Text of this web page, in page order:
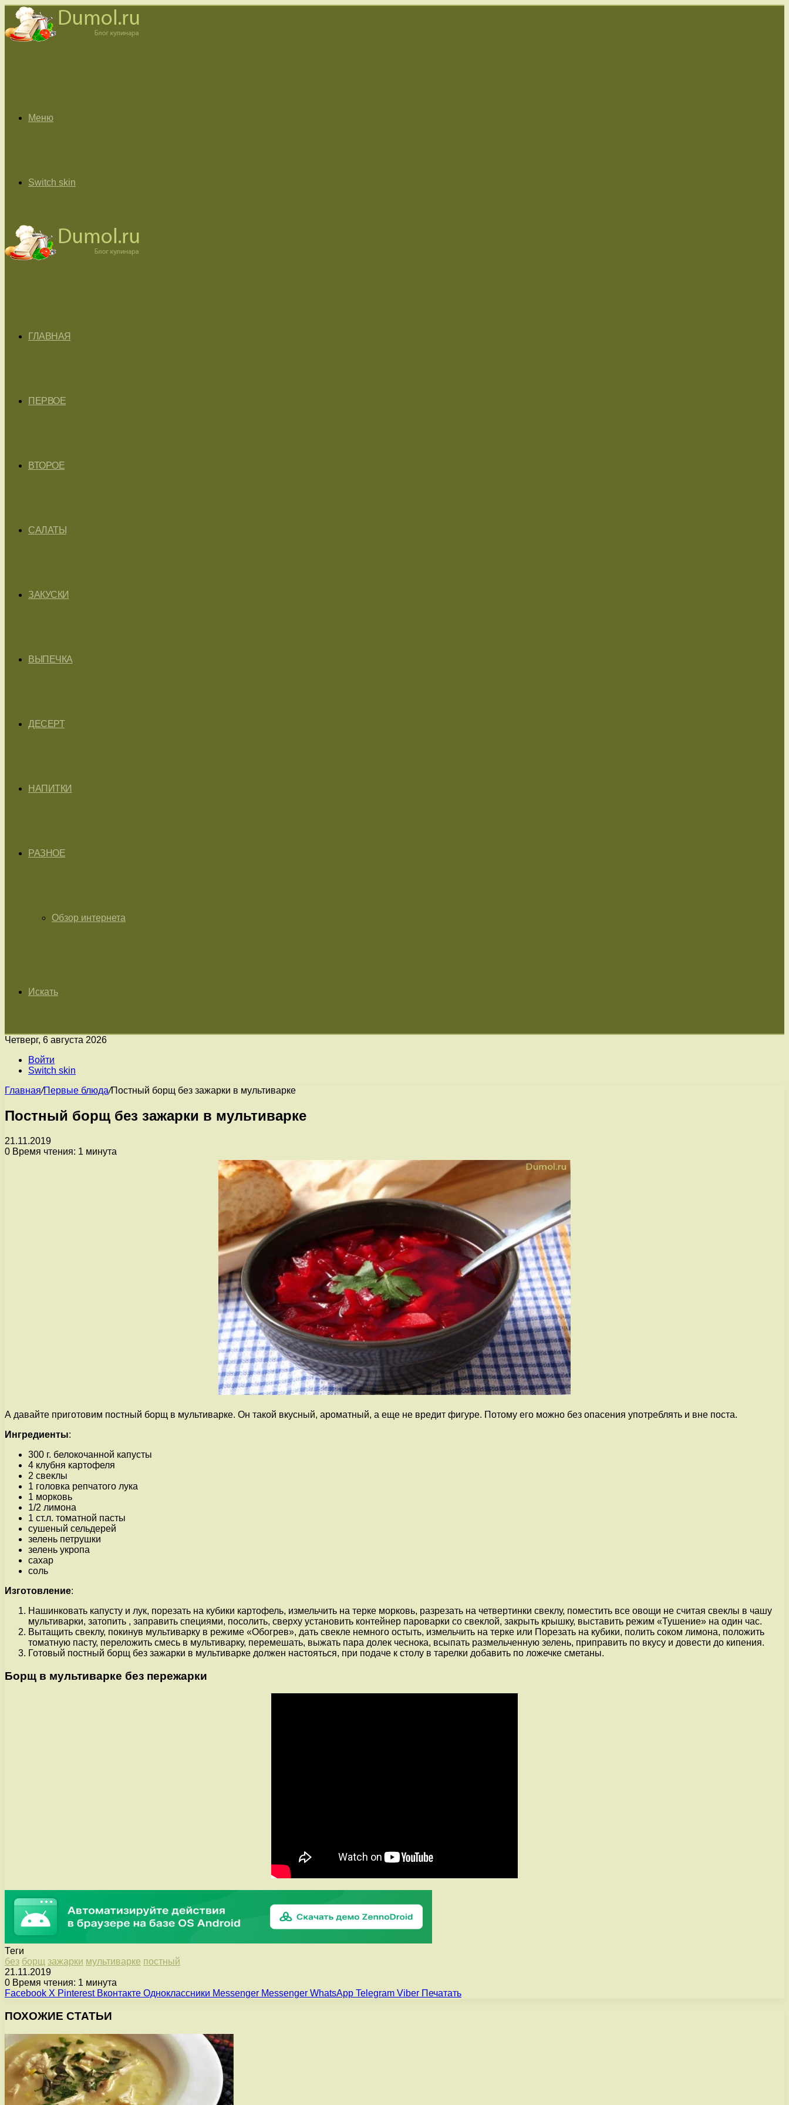
Меню
Switch skin
ГЛАВНАЯ
ПЕРВОЕ
ВТОРОЕ
САЛАТЫ
ЗАКУСКИ
ВЫПЕЧКА
ДЕСЕРТ
НАПИТКИ
РАЗНОЕ
Обзор интернета
Искать
Четверг, 6 августа 2026
Войти
Switch skin
Главная/Первые блюда/Постный борщ без зажарки в мультиварке
Постный борщ без зажарки в мультиварке
21.11.2019
0 Время чтения: 1 минута
А давайте приготовим постный борщ в мультиварке. Он такой вкусный, ароматный, а еще не вредит фигуре. Потому его можно без опасения употреблять и вне поста.
Ингредиенты:
300 г. белокочанной капусты
4 клубня картофеля
2 свеклы
1 головка репчатого лука
1 морковь
1/2 лимона
1 ст.л. томатной пасты
сушеный сельдерей
зелень петрушки
зелень укропа
сахар
соль
Изготовление:
Нашинковать капусту и лук, порезать на кубики картофель, измельчить на терке морковь, разрезать на четвертинки свеклу, поместить все овощи не считая свеклы в чашу
мультиварки, затопить , заправить специями, посолить, сверху установить контейнер пароварки со свеклой, закрыть крышку, выставить режим «Тушение» на один час.
Вытащить свеклу, покинув мультиварку в режиме «Обогрев», дать свекле немного остыть, измельчить на терке или Порезать на кубики, полить соком лимона, положить
томатную пасту, переложить смесь в мультиварку, перемешать, выжать пара долек чеснока, всыпать размельченную зелень, приправить по вкусу и довести до кипения.
Готовый постный борщ без зажарки в мультиварке должен настояться, при подаче к столу в тарелки добавить по ложечке сметаны.
Борщ в мультиварке без пережарки
Теги
без борщ зажарки мультиварке постный
21.11.2019
0 Время чтения: 1 минута
Facebook X Pinterest Вконтакте Одноклассники Messenger Messenger WhatsApp Telegram Viber Печатать
ПОХОЖИЕ СТАТЬИ